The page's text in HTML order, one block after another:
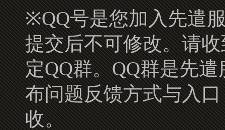
※QQ号是您加入先遣
提交后不可修改。请
定QQ群。QQ群是先
布问题反馈方式与入
收。